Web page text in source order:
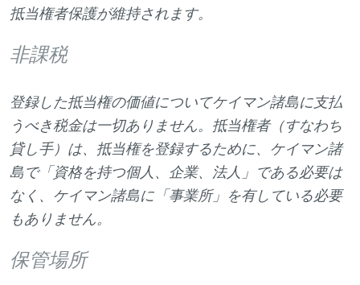
抵当権者保護が維持されます。
非課税
登録した抵当権の価値についてケイマン諸島に支払
うべき税金は一切ありません。抵当権者（すなわち
貸し手）は、抵当権を登録するために、ケイマン諸
島で「資格を持つ個人、企業、法人」である必要は
なく、ケイマン諸島に「事業所」を有している必要
もありません。
保管場所